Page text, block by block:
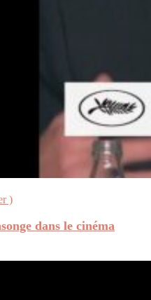
)
dans le cinéma